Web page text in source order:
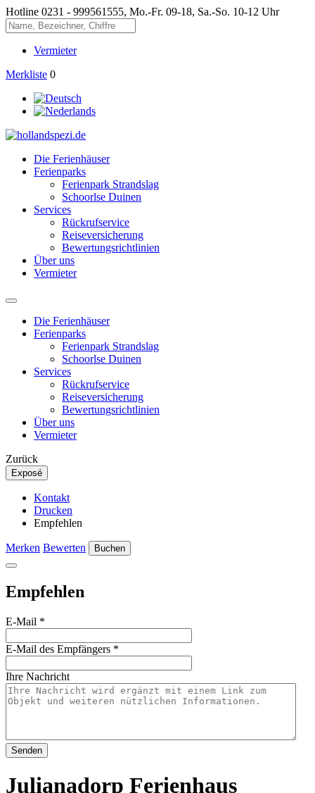
Hotline 0231 - 999561555, Mo.-Fr. 09-18, Sa.-So. 10-12 Uhr
Vermieter
Merkliste 0
Die Ferienhäuser
Ferienparks
Ferienpark Strandslag
Schoorlse Duinen
Services
Rückrufservice
Reiseversicherung
Bewertungsrichtlinien
Über uns
Vermieter
Die Ferienhäuser
Ferienparks
Ferienpark Strandslag
Schoorlse Duinen
Services
Rückrufservice
Reiseversicherung
Bewertungsrichtlinien
Über uns
Vermieter
Zurück
Exposé
Kontakt
Drucken
Empfehlen
Merken Bewerten Buchen
Empfehlen
E-Mail *
E-Mail des Empfängers *
Ihre Nachricht
Senden
Julianadorp Ferienhaus